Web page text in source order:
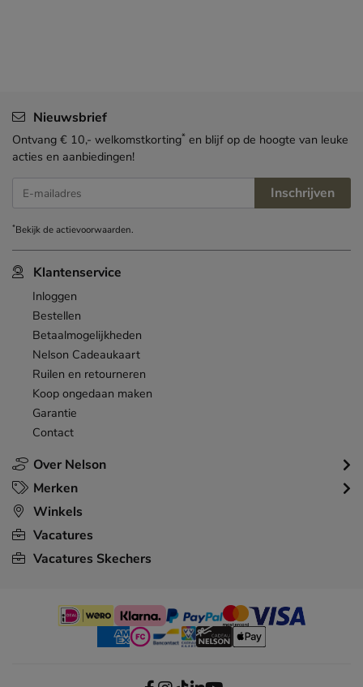
Over Nelson
Klantenservice
Inloggen
Bestellen
Betaalmogelijkheden
Nelson Cadeaukaart
Ruilen en retourneren
Koop ongedaan maken
Garantie
Contact
Merken
Winkels
Vacatures
Vacatures Skechers
Nieuwsbrief
Ontvang € 10,- welkomstkorting* en blijf op de hoogte van leuke
acties en aanbiedingen!
E-mailadres Inschrijven
*Bekijk deactievoorwaarden.